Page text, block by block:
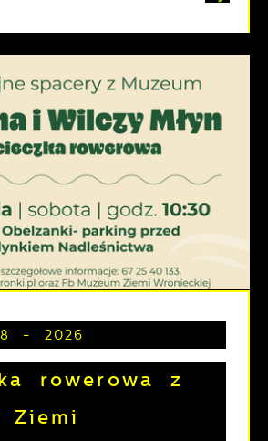
- 2026
rowerowa z
Ziemi